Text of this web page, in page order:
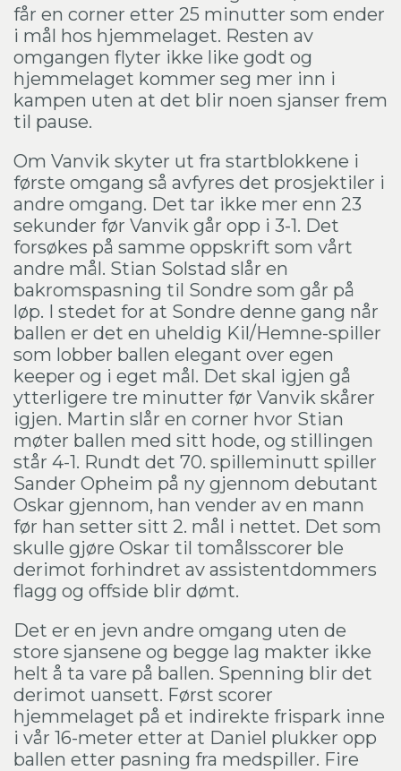
får en corner etter 25 minutter som ender
i mål hos hjemmelaget. Resten av
omgangen flyter ikke like godt og
hjemmelaget kommer seg mer inn i
kampen uten at det blir noen sjanser frem
til pause.
Om Vanvik skyter ut fra startblokkene i
første omgang så avfyres det prosjektiler i
andre omgang. Det tar ikke mer enn 23
sekunder før Vanvik går opp i 3-1. Det
forsøkes på samme oppskrift som vårt
andre mål. Stian Solstad slår en
bakromspasning til Sondre som går på
løp. I stedet for at Sondre denne gang når
ballen er det en uheldig Kil/Hemne-spiller
som lobber ballen elegant over egen
keeper og i eget mål. Det skal igjen gå
ytterligere tre minutter før Vanvik skårer
igjen. Martin slår en corner hvor Stian
møter ballen med sitt hode, og stillingen
står 4-1. Rundt det 70. spilleminutt spiller
Sander Opheim på ny gjennom debutant
Oskar gjennom, han vender av en mann
før han setter sitt 2. mål i nettet. Det som
skulle gjøre Oskar til tomålsscorer ble
derimot forhindret av assistentdommers
flagg og offside blir dømt.
Det er en jevn andre omgang uten de
store sjansene og begge lag makter ikke
helt å ta vare på ballen. Spenning blir det
derimot uansett. Først scorer
hjemmelaget på et indirekte frispark inne
i vår 16-meter etter at Daniel plukker opp
ballen etter pasning fra medspiller. Fire